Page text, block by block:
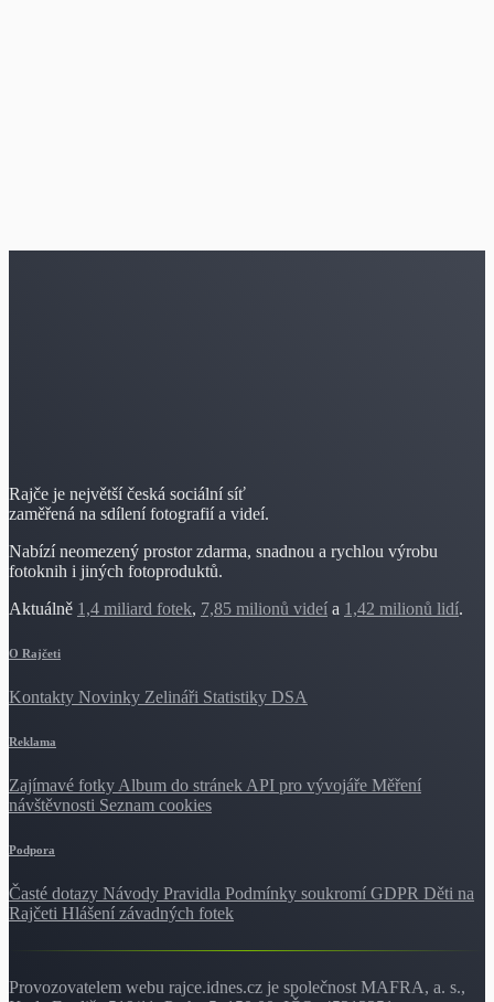
Rajče je největší česká sociální síť
zaměřená na sdílení fotografií a videí.
Nabízí neomezený prostor zdarma, snadnou a rychlou výrobu
fotoknih i jiných fotoproduktů.
Aktuálně 1,4 miliard fotek, 7,85 milionů videí a 1,42 milionů lidí.
O Rajčeti
Kontakty Novinky Zelináři Statistiky DSA
Reklama
Zajímavé fotky Album do stránek API pro vývojáře Měření
návštěvnosti Seznam cookies
Podpora
Časté dotazy Návody Pravidla Podmínky soukromí GDPR Děti na
Rajčeti Hlášení závadných fotek
Provozovatelem webu rajce.idnes.cz je společnost MAFRA, a. s.,